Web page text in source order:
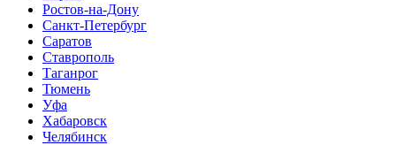
Ростов-на-Дону
Санкт-Петербург
Саратов
Ставрополь
Таганрог
Тюмень
Уфа
Хабаровск
Челябинск